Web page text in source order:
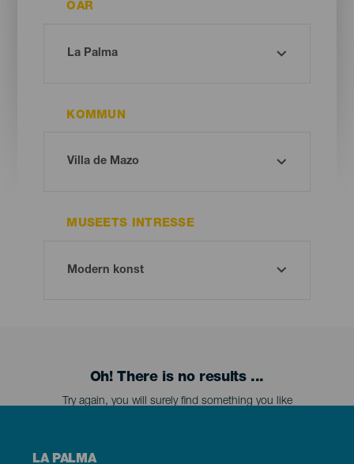
ÖAR
KOMMUN
MUSEETS INTRESSE
Oh! There is no results ...
Try again, you will surely find something you like
Menú
LA PALMA